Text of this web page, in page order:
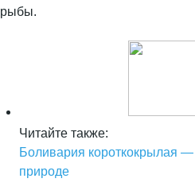
рыбы.
Читайте также:
Боливария короткокрылая
природе